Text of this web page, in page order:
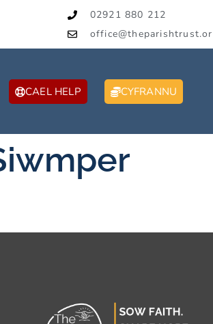
02921 880 212
CAEL HELP CYFRANNU